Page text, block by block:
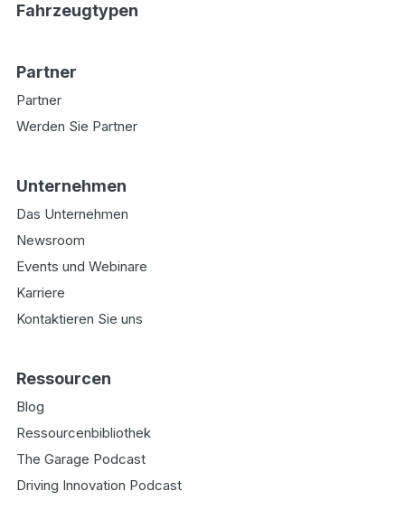
Fahrzeugtypen
Partner
Partner
Werden Sie Partner
Unternehmen
Das Unternehmen
Newsroom
Events und Webinare
Karriere
Kontaktieren Sie uns
Ressourcen
Blog
Ressourcenbibliothek
The Garage Podcast
Driving Innovation Podcast